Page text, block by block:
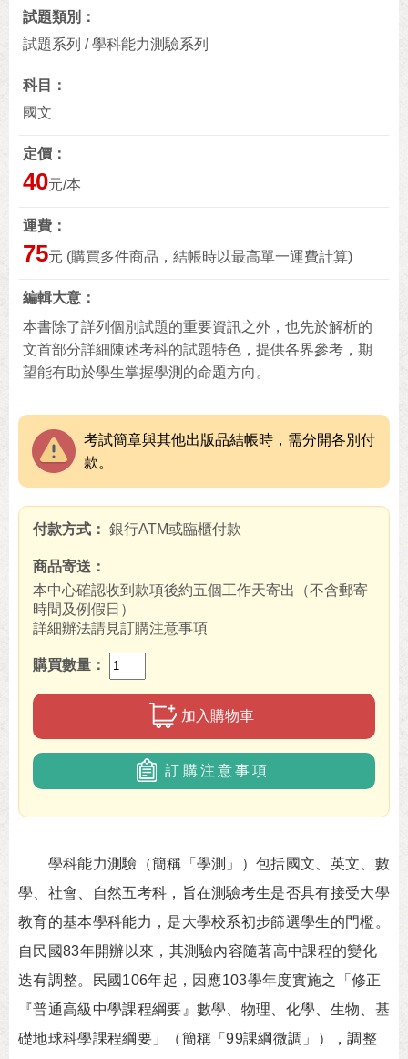
試題類別
試題系列 / 學科能力測驗系列
科目
國文
定價
40元/本
運費
75元 (購買多件商品，結帳時以最高單一運費計算)
編輯大意
本書除了詳列個別試題的重要資訊之外，也先於解析的
文首部分詳細陳述考科的試題特色，提供各界參考，期
望能有助於學生掌握學測的命題方向。
考試簡章與其他出版品結帳時，需分開各別付
款。
付款方式 銀行ATM或臨櫃付款
商品寄送
本中心確認收到款項後約五個工作天寄出（不含郵寄
時間及例假日）
詳細辦法請見訂購注意事項
購買數量
加入購物車
訂購注意事項
學科能力測驗（簡稱「學測」）包括國文、英文、數
學、社會、自然五考科，旨在測驗考生是否具有接受大學
教育的基本學科能力，是大學校系初步篩選學生的門檻。
自民國83年開辦以來，其測驗內容隨著高中課程的變化
迭有調整。民國106年起，因應103學年度實施之「修正
『普通高級中學課程綱要』數學、物理、化學、生物、基
礎地球科學課程綱要」（簡稱「99課綱微調」），調整